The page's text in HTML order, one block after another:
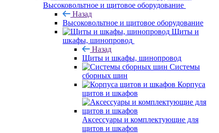
Высоковольтное и щитовое оборудование
Назад
Высоковольтное и щитовое оборудование
Щиты и
шкафы, шинопровод
Назад
Щиты и шкафы, шинопровод
Системы
сборных шин
Корпуса
щитов и шкафов
Аксессуары и комплектующие для
щитов и шкафов